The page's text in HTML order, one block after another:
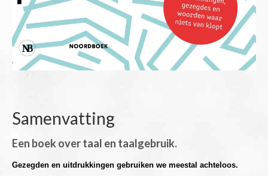
Samenvatting
Een boek over taal en taalgebruik.
Gezegden en uitdrukkingen gebruiken we meestal achteloos.